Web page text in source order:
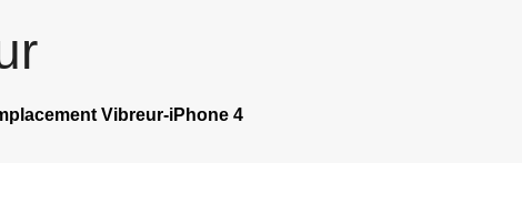
Vibreur-iPhone 4